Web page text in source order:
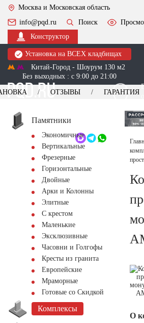
Москва и Московская область
info@pqd.ru
Поиск
Конструктор
Установка на ВСЕХ кладбищах
Китай-Город - Шоурум 130 м2
Без выходных : с 9:00 до 21:00
+7 (495) 518-44-23
Обратный звонок
ОТЗЫВЫ ГАРАНТИЯ
Памятники
Экономичные
Вертикальные
Фрезерные
Горизонтальные
Двойные
Арки и Колонны
Элитные
С крестом
Маленькие
Эксклюзивные
Часовни и Голгофы
Кресты из гранита
Европейские
Мраморные
Готовые со Скидкой
Комплексы
О